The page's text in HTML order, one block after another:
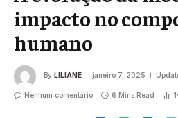
impacto no
humano
By LILIANE janeiro 7, 2025
Nenhum comentário 6 Mins Read